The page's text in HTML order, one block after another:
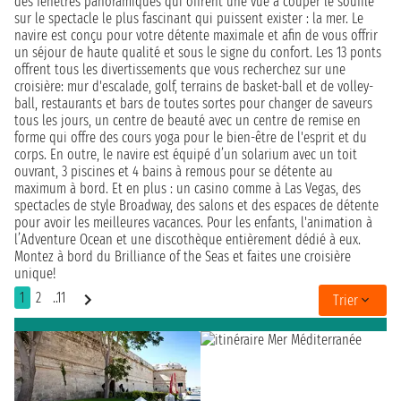
sur le spectacle le plus fascinant qui puissent exister : la mer. Le
navire est conçu pour votre détente maximale et afin de vous offrir
un séjour de haute qualité et sous le signe du confort. Les 13 ponts
offrent tous les divertissements que vous recherchez sur une
croisière: mur d'escalade, golf, terrains de basket-ball et de volley-
ball, restaurants et bars de toutes sortes pour changer de saveurs
tous les jours, un centre de beauté avec un centre de remise en
forme qui offre des cours yoga pour le bien-être de l'esprit et du
corps. En outre, le navire est équipé d’un solarium avec un toit
ouvrant, 3 piscines et 4 bains à remous pour se détente au
maximum à bord. Et en plus : un casino comme à Las Vegas, des
spectacles de style Broadway, des salons et des espaces de détente
pour avoir les meilleures vacances. Pour les enfants, l'animation à
l’Adventure Ocean et une discothèque entièrement dédié à eux.
Montez à bord du Brilliance of the Seas et faites une croisière
unique!
1
2 ..11 Trier